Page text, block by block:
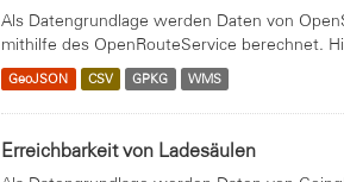
Als Datengrundlage werden Daten von
mithilfe des OpenRouteService berechnet.
GeoJSON CSV GPKG WMS
Erreichbarkeit von Ladesäulen